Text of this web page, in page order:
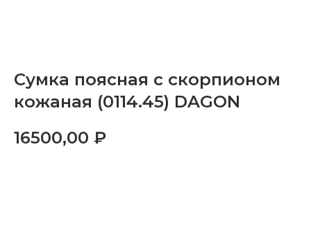
Сумка поясная с скорпионом
кожаная (0114.45) DAGON
16500,00 ₽